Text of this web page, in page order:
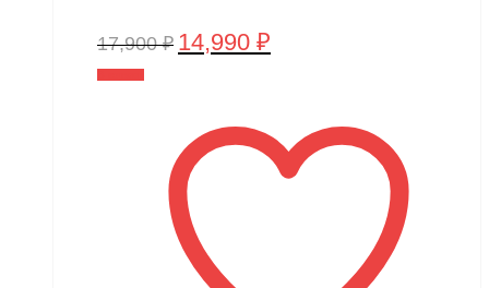
17,900₽ Первоначальная
17,900 ₽.
14,990 ₽